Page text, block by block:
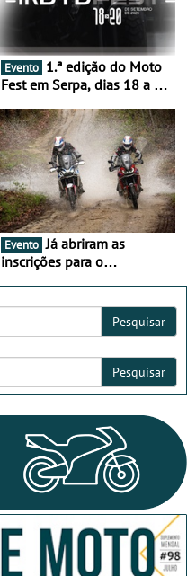
Evento
Fest em Serpa, dias 18 a 20
duas rodas invade o Baixo
Alentejo
Evento Já abriram as
inscrições para o
Pesquisar
Pesquisar